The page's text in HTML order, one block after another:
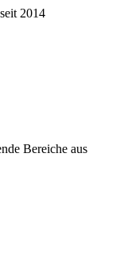
2014
Bereiche aus